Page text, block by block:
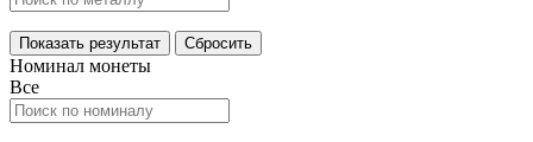
Показать результат Сбросить
Номинал монеты
Все